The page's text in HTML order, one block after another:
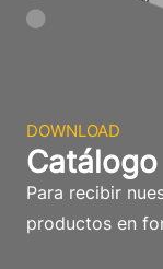
DOWNLOAD
Para recibir
productos en